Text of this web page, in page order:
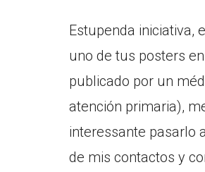
Estupenda iniciativa,
uno de tus posters
publicado por un
atención primaria),
interessante pasarlo
de mis contactos y